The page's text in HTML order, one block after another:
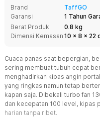
Brand
TaffGO
Garansi
1 Tahun
Berat Produk
0.8 kg
Dimensi Kemasan 10 x 8 x 22
Cuaca panas saat bepergian,
sering membuat tubuh cepat
menghadirkan kipas angin
yang ringkas namun tetap
kapan saja. Dibekali turbo fan
dan kecepatan 100 level, kipas
harian tanpa ribet.